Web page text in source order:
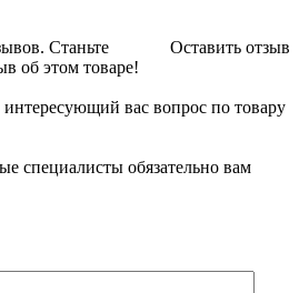
Оставить отзыв
Станьте
об этом товаре!
вас вопрос по товару
специалисты обязательно вам